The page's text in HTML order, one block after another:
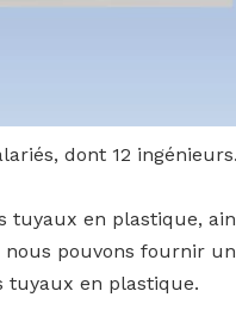
dont 12
tuyaux en plastique,
pouvons fournir
tuyaux en plastique.